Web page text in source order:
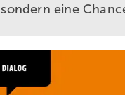
sondern eine